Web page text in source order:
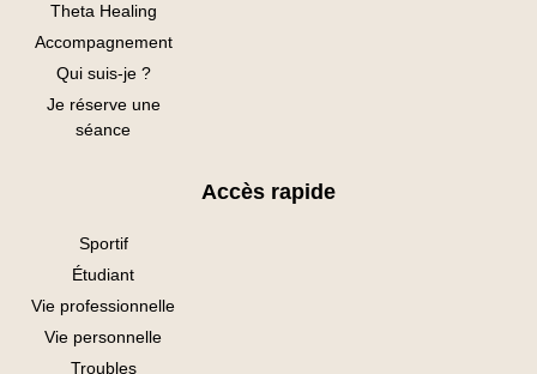
Theta Healing
Accompagnement
Qui suis-je ?
Je réserve une
séance
Accès rapide
Sportif
Étudiant
Vie professionnelle
Vie personnelle
Troubles